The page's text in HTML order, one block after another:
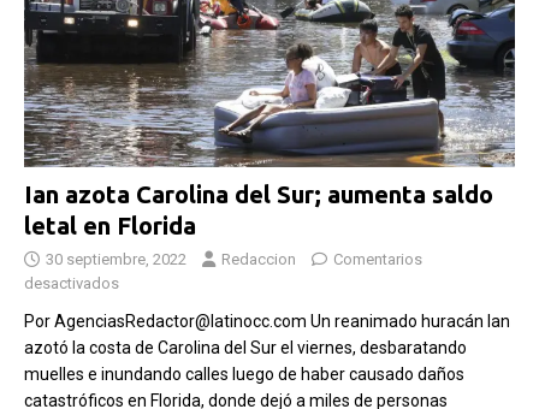
Ian azota Carolina del Sur; aumenta saldo
letal en Florida
30 septiembre, 2022 Redaccion
Comentarios
desactivados
Por AgenciasRedactor@latinocc.com Un reanimado huracán Ian
azotó la costa de Carolina del Sur el viernes, desbaratando
muelles e inundando calles luego de haber causado daños
catastróficos en Florida, donde dejó a miles de personas